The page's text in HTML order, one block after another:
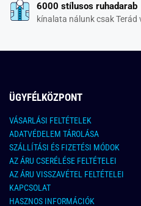
6000 stílusos ruhadarab
kínalata nálunk csak Terád
ÜGYFÉLKÖZPONT
VÁSARLÁSI FELTÉTELEK
ADATVÉDELEM TÁROLÁSA
SZÁLLÍTÁSI ÉS FIZETÉSI MÓDOK
AZ ÁRU CSERÉLÉSE FELTÉTELEI
AZ ÁRU VISSZAVÉTEL FELTÉTELEI
KAPCSOLAT
HASZNOS INFORMÁCIÓK